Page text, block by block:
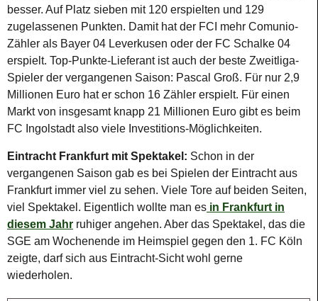
besser. Auf Platz sieben mit 120 erspielten und 129
zugelassenen Punkten. Damit hat der FCI mehr Comunio-
Zähler als Bayer 04 Leverkusen oder der FC Schalke 04
erspielt. Top-Punkte-Lieferant ist auch der beste Zweitliga-
Spieler der vergangenen Saison: Pascal Groß. Für nur 2,9
Millionen Euro hat er schon 16 Zähler erspielt. Für einen
Markt von insgesamt knapp 21 Millionen Euro gibt es beim
FC Ingolstadt also viele Investitions-Möglichkeiten.
Eintracht Frankfurt mit Spektakel: Schon in der
vergangenen Saison gab es bei Spielen der Eintracht aus
Frankfurt immer viel zu sehen. Viele Tore auf beiden Seiten,
viel Spektakel. Eigentlich wollte man es in Frankfurt in
diesem Jahr ruhiger angehen. Aber das Spektakel, das die
SGE am Wochenende im Heimspiel gegen den 1. FC Köln
zeigte, darf sich aus Eintracht-Sicht wohl gerne
wiederholen.